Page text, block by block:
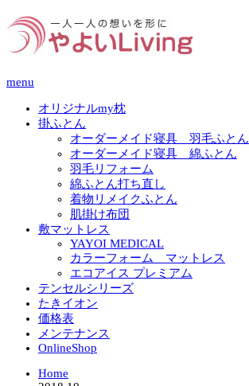
menu
オリジナルmy枕
掛ふとん
オーダーメイド寝具 羽毛ふとん
オーダーメイド寝具 綿ふとん
羽毛リフォーム
綿ふとん打ち直し
着物リメイクふとん
肌掛け布団
敷マットレス
YAYOI MEDICAL
カラーフォーム マットレス
エコアイス プレミアム
テンセルシリーズ
たきイオン
価格表
メンテナンス
OnlineShop
Home